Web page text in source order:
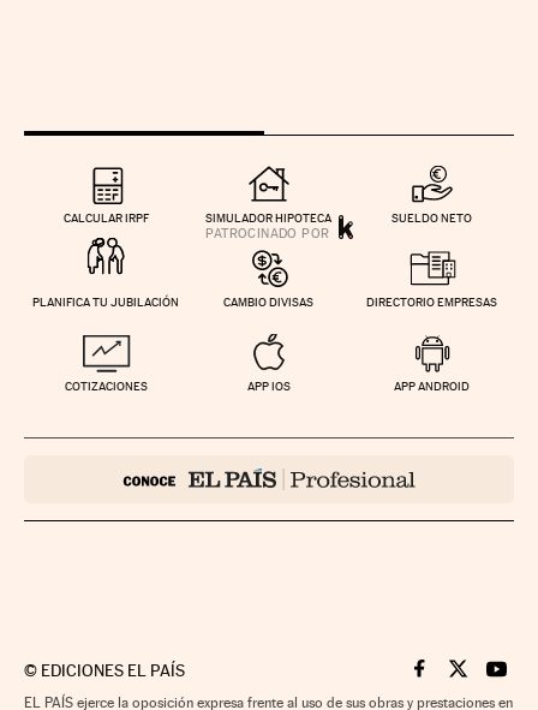
CALCULAR IRPF SIMULADOR HIPOTECA SUELDO NETO
PLANIFICA TU JUBILACIÓN CAMBIO DIVISAS DIRECTORIO EMPRESAS
COTIZACIONES APP IOS APP ANDROID
© EDICIONES EL PAÍS Cinco Días en
Cinco Días
Cinco
EL PAÍS ejerce la oposición expresa frente al uso de sus obras y prestaciones en